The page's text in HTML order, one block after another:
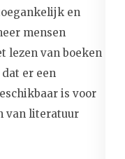
en
mensen
lezen van boeken
er een
is voor
van literatuur